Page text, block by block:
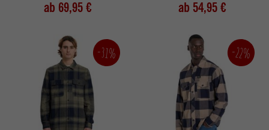
ab 69,95 € ab 54,95 €
-31% -22%